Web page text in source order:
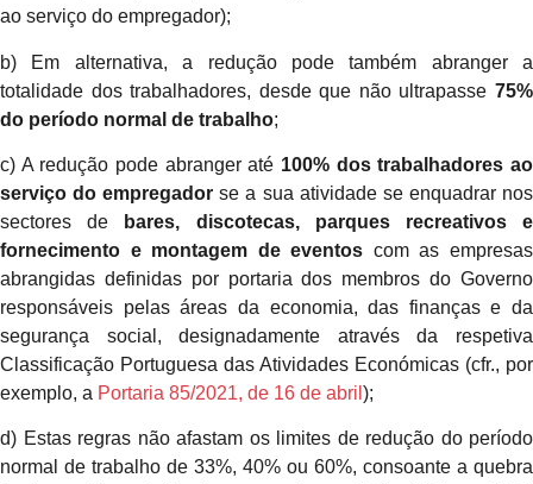
ao serviço do empregador);
b) Em alternativa, a redução pode também abranger a
totalidade dos trabalhadores, desde que não ultrapasse 75%
do período normal de trabalho;
c) A redução pode abranger até 100% dos trabalhadores ao
serviço do empregador se a sua atividade se enquadrar nos
sectores de
bares, discotecas, parques recreativos e
fornecimento e montagem de eventos com as empresas
abrangidas definidas por portaria dos membros do Governo
responsáveis pelas áreas da economia, das finanças e da
segurança social, designadamente através da respetiva
Classificação Portuguesa das Atividades Económicas (cfr., por
exemplo, a Portaria 85/2021, de 16 de abril );
d) Estas regras não afastam os limites de redução do período
normal de trabalho de 33%, 40% ou 60%, consoante a quebra